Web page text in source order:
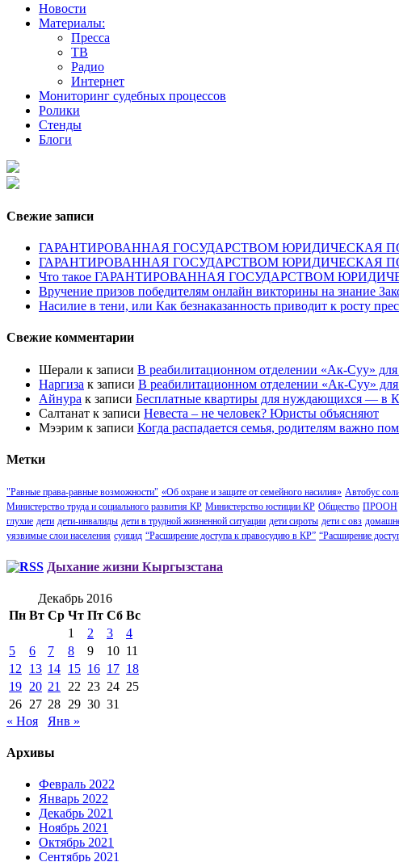
Новости
Материалы:
Пресса
ТВ
Радио
Интернет
Мониторинг судебных процессов
Ролики
Стенды
Блоги
Свежие записи
ГАРАНТИРОВАННАЯ ГОСУДАРСТВОМ ЮРИДИЧЕСКАЯ ПОМОЩЬ —
ГАРАНТИРОВАННАЯ ГОСУДАРСТВОМ ЮРИДИЧЕСКАЯ
Что такое ГАРАНТИРОВАННАЯ ГОСУДАРСТВОМ
Вручение призов победителям онлайн викторины на знание
Насилие в тени, или Как безнаказанность приводит к росту
Свежие комментарии
Шерали к записи В реабилитационном отделении «Ак-Суу»
Наргиза к записи В реабилитационном отделении «Ак-Суу»
Айнура к записи Бесплатные квартиры для нуждающихся — в
Салтанат к записи Невеста – не человек? Юристы объясняют
Мээрим к записи Когда распадается семья, родителям важно
Метки
"Равные права-равные возможности" «Об охране и защите от семейного насилия» Автобус
Министерство труда и социального развития КР Министерство юстиции КР Общество ПРООН
глухие дети дети-инвалиды дети в трудной жизненной ситуации дети сироты дети с овз
уязвимые слои населения суицид “Расширение доступа к правосудию в КР” “Расширение
Дыхание жизни Кыргызстана
Декабрь 2016
Пн Вт Ср Чт Пт Сб Вс
1
2 3
4
5
6 7 8 9 10 11
12
13 14 15 16 17 18
19 20 21 22 23 24 25
26 27 28 29 30 31
« Ноя
Янв »
Архивы
Февраль 2022
Январь 2022
Декабрь 2021
Ноябрь 2021
Октябрь 2021
Сентябрь 2021